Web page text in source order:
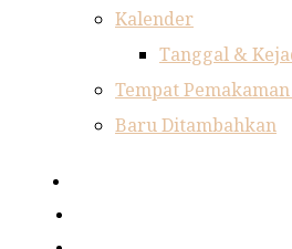
Kalender
Tanggal &
Tempat
Baru Ditambahkan